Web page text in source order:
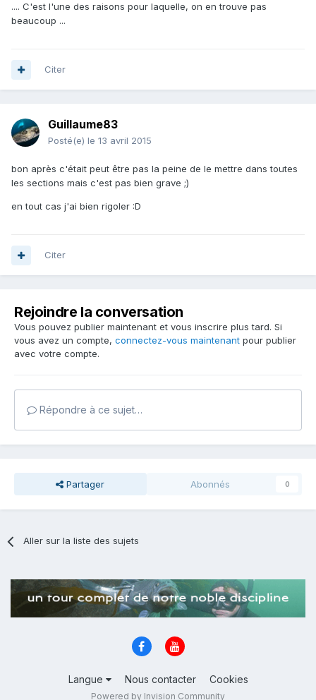
.... C'est l'une des raisons pour laquelle, on en trouve pas
beaucoup ...
Citer
Guillaume83
Posté(e) le 13 avril 2015
bon après c'était peut être pas la peine de le mettre dans toutes
les sections mais c'est pas bien grave ;)
en tout cas j'ai bien rigoler :D
Citer
Rejoindre la conversation
Vous pouvez publier maintenant et vous inscrire plus tard. Si
vous avez un compte, connectez-vous maintenant pour publier
avec votre compte.
Répondre à ce sujet…
Partager Abonnés 0
Aller sur la liste des sujets
Langue Nous contacter Cookies
Powered by Invision Community